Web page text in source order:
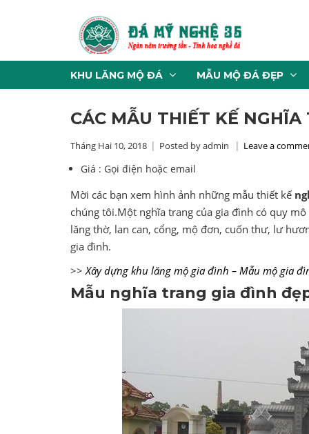
KHU LĂNG MỘ ĐÁ MẪU MỘ ĐÁ ĐẸP
CÁC MẪU THIẾT KẾ
Tháng Hai 10, 2018 Posted by admin Leave a
Giá : Gọi điện hoặc email
Mời các bạn xem hình ảnh những mẫu thiết kế
chúng tôi.Một nghĩa trang của gia đình có quy
lăng thờ, lan can, cổng, mộ đơn, cuốn thư, lư
gia đình.
>>Xây dựng khu lăng mộ gia đình – Mẫu mộ gia
Mẫu nghĩa trang gia đình